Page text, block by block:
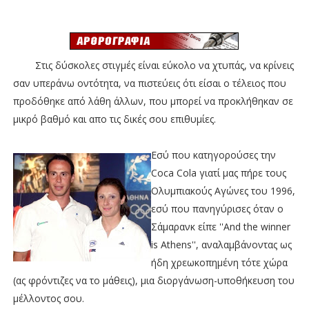
Στις δύσκολες στιγμές είναι εύκολο να χτυπάς, να κρίνεις
σαν υπεράνω οντότητα, να πιστεύεις ότι είσαι ο τέλειος που
προδόθηκε από λάθη άλλων, που μπορεί να προκλήθηκαν σε
μικρό βαθμό και απο τις δικές σου επιθυμίες.
Εσύ που κατηγορούσες την
Coca Cola γιατί μας πήρε τους
Ολυμπιακούς Αγώνες του 1996,
εσύ που πανηγύρισες όταν ο
Σάμαρανκ είπε ''And the winner
is Athens'', αναλαμβάνοντας ως
ήδη χρεωκοπημένη τότε χώρα
(ας φρόντιζες να το μάθεις), μια διοργάνωση-υποθήκευση του
μέλλοντος σου.